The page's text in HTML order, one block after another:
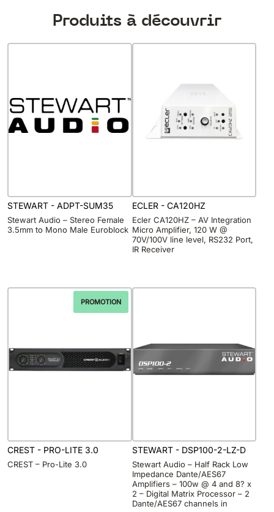
Produits à découvrir
STEWART - ADPT-SUM35
Stewart Audio – Stereo Female
3.5mm to Mono Male Euroblock
ECLER - CA120HZ
Ecler CA120HZ – AV Integration
Micro Amplifier, 120 W @
70V/100V line level, RS232 Port,
IR Receiver
PROMOTION
CREST - PRO-LITE 3.0
CREST – Pro-Lite 3.0
STEWART - DSP100-2-LZ-D
Stewart Audio – Half Rack Low
Impedance Dante/AES67
Amplifiers – 100w @ 4 and 8? x
2 – Digital Matrix Processor – 2
Dante/AES67 channels in